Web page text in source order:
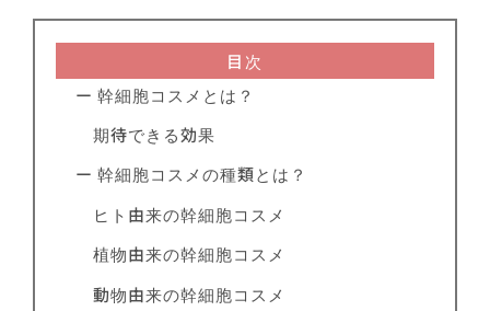
目次
ー 幹細胞コスメとは？
期待できる効果
ー 幹細胞コスメの種類とは？
ヒト由来の幹細胞コスメ
植物由来の幹細胞コスメ
動物由来の幹細胞コスメ